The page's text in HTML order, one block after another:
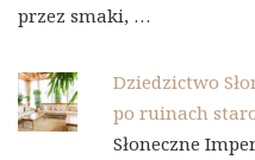
przez smaki, …
Dziedzictwo
po ruinach
Słoneczne